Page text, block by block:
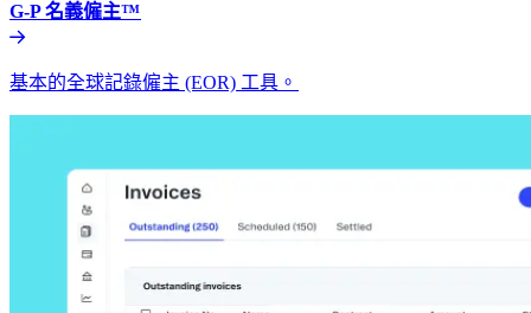
G-P 名義僱主™​​
基本的全球記錄僱主 (EOR) 工具。​​